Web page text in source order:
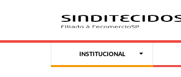
INSTITUCIONAL